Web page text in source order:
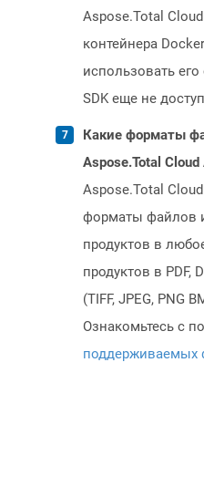
Aspose.Total
контейнера
использовать
SDK еще не
Какие форматы
Aspose.Total Cloud
Aspose.Total
форматы файлов
продуктов в
продуктов в PDF,
(TIFF, JPEG, PNG
Ознакомьтесь с
поддерживаемых